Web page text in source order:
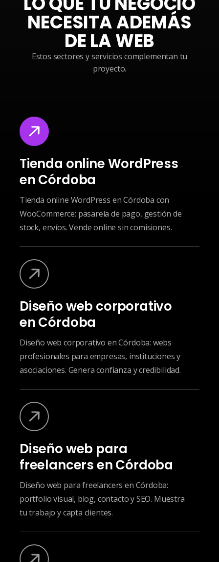
NECESITA ADEMÁS
DE LA WEB
Estos sectores y servicios complementan tu
proyecto.
Tienda online WordPress
en Córdoba
Tienda online WordPress en Córdoba con
WooCommerce: pasarela de pago, gestión de
stock, envíos. Vende online sin comisiones.
Diseño web corporativo
en Córdoba
Diseño web corporativo en Córdoba: webs
profesionales para empresas, instituciones y
asociaciones. Genera confianza y credibilidad.
Diseño web para
freelancers en Córdoba
Diseño web para freelancers en Córdoba:
portfolio visual, blog, contacto y SEO. Muestra
tu trabajo y capta clientes.